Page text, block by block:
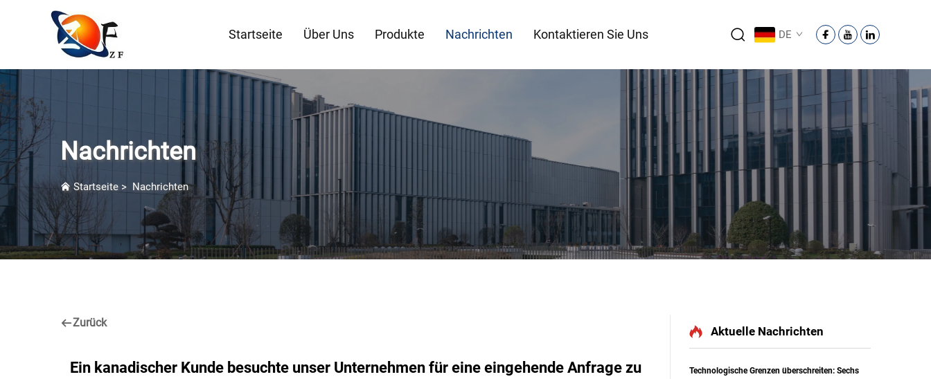
Startseite Über Uns Produkte Nachrichten Kontaktieren Sie Uns DE
Nachrichten
Startseite > Nachrichten
Zurück
Ein kanadischer Kunde besuchte unser Unternehmen für eine eingehende Anfrage zu
Aktuelle Nachrichten
Technologische Grenzen überschreiten: Sechs